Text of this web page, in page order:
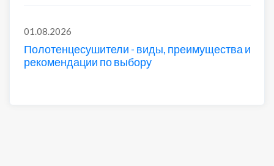
01.08.2026
Полотенцесушители - виды, преимущества и
рекомендации по выбору